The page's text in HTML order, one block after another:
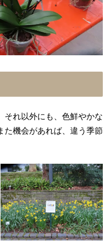
それ以外にも、色鮮やかな
た機会があれば、違う季節